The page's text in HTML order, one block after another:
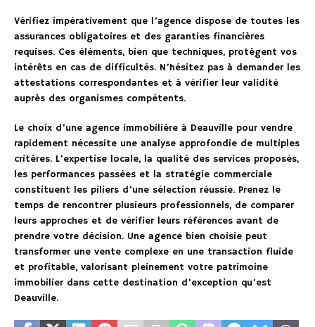
Vérifiez impérativement que l’agence dispose de toutes les
assurances obligatoires et des garanties financières
requises. Ces éléments, bien que techniques, protègent vos
intérêts en cas de difficultés. N’hésitez pas à demander les
attestations correspondantes et à vérifier leur validité
auprès des organismes compétents.
Le choix d’une agence immobilière à Deauville pour vendre
rapidement nécessite une analyse approfondie de multiples
critères. L’expertise locale, la qualité des services proposés,
les performances passées et la stratégie commerciale
constituent les piliers d’une sélection réussie. Prenez le
temps de rencontrer plusieurs professionnels, de comparer
leurs approches et de vérifier leurs références avant de
prendre votre décision. Une agence bien choisie peut
transformer une vente complexe en une transaction fluide
et profitable, valorisant pleinement votre patrimoine
immobilier dans cette destination d’exception qu’est
Deauville.